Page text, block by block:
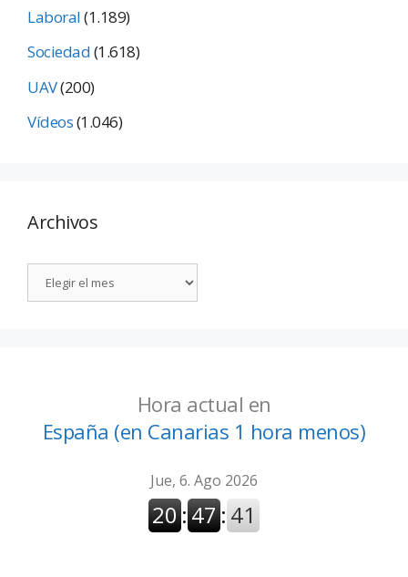
Laboral(1.189)
Sociedad(1.618)
UAV(200)
Vídeos(1.046)
Archivos
Hora actual en
España (en Canarias 1 hora menos)